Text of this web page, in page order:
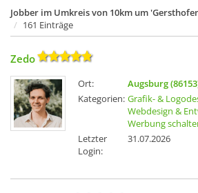
Jobber im Umkreis von 10km um
161 Einträge
Zedo
Ort:
Augsburg
Kategorien: Grafik- &
Webdesign &
Werbung
Letzter
Login:
31.07.2026